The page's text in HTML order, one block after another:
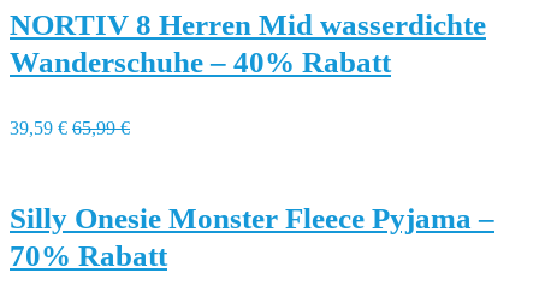
NORTIV 8 Herren Mid wasserdichte
Wanderschuhe – 40% Rabatt
39,59 € 65,99 €
Silly Onesie Monster Fleece Pyjama –
70% Rabatt